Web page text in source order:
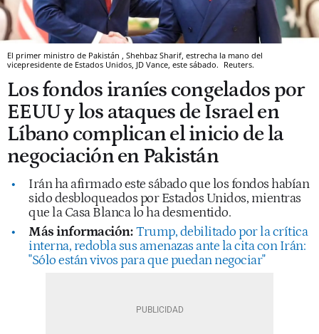
El primer ministro de Pakistán , Shehbaz Sharif, estrecha la mano del
vicepresidente de Estados Unidos, JD Vance, este sábado. Reuters.
Los fondos iraníes congelados por
EEUU y los ataques de Israel en
Líbano complican el inicio de la
negociación en Pakistán
Irán ha afirmado este sábado que los fondos habían
sido desbloqueados por Estados Unidos, mientras
que la Casa Blanca lo ha desmentido.
Más información: Trump, debilitado por la crítica
interna, redobla sus amenazas ante la cita con Irán:
"Sólo están vivos para que puedan negociar"